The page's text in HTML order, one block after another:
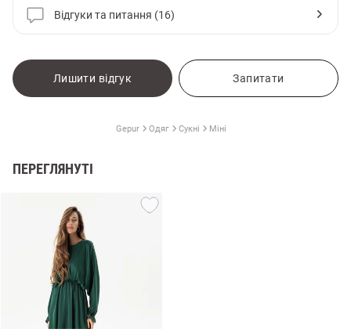
Відгуки та питання (16)
Лишити відгук Запитати
Gepur Одяг Сукні Міні
ПЕРЕГЛЯНУТІ